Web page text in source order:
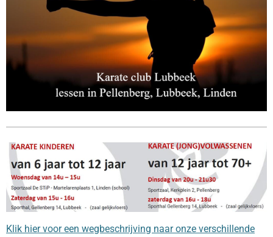
Klik hier voor een wegbeschrijving naar onze verschillende